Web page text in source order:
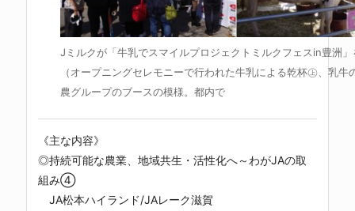
Jミルクが「牛乳でスマイルプロジェクトミルクフェスin豊洲
（オープニングセレモニーで行われた牛乳による乾杯㊤、乳牛
農グループのブースの模様。都内で
《主な内容》
◎持続可能な農業、地域共生・活性化へ～わがJAの取
組み④
JA松本ハイランド/JAレーク滋賀